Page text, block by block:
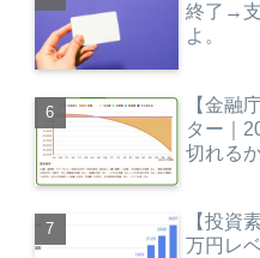
終了→支
よ。
【金融
ター｜
切れる
【投資
万円レ